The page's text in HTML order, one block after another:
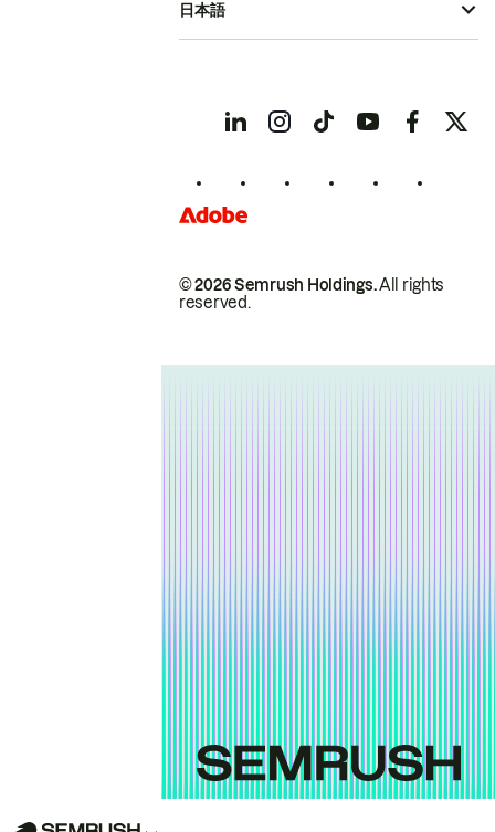
© 2026 Semrush Holdings.All rights
reserved.
日本語